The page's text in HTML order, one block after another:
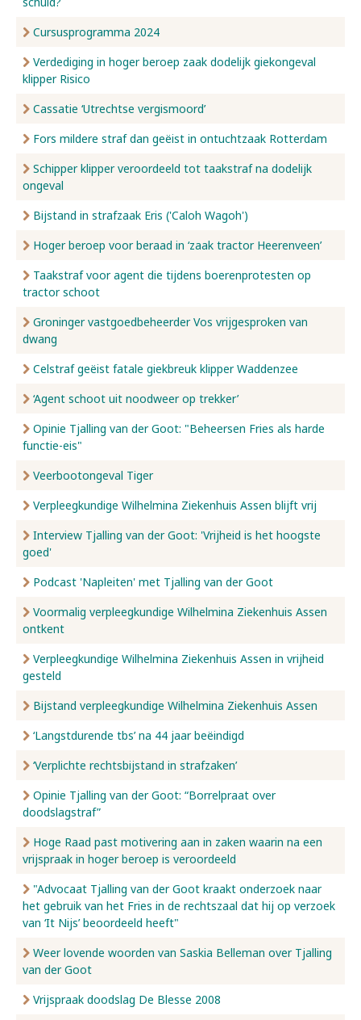
Cursusprogramma 2024
Verdediging in hoger beroep zaak dodelijk giekongeval
klipper Risico
Cassatie ‘Utrechtse vergismoord’
Fors mildere straf dan geëist in ontuchtzaak Rotterdam
Schipper klipper veroordeeld tot taakstraf na dodelijk
ongeval
Bijstand in strafzaak Eris ('Caloh Wagoh')
Hoger beroep voor beraad in ‘zaak tractor Heerenveen’
Taakstraf voor agent die tijdens boerenprotesten op
tractor schoot
Groninger vastgoedbeheerder Vos vrijgesproken van
dwang
Celstraf geëist fatale giekbreuk klipper Waddenzee
‘Agent schoot uit noodweer op trekker’
Opinie Tjalling van der Goot: "Beheersen Fries als harde
functie-eis"
Veerbootongeval Tiger
Verpleegkundige Wilhelmina Ziekenhuis Assen blijft vrij
Interview Tjalling van der Goot: 'Vrijheid is het hoogste
goed'
Podcast 'Napleiten' met Tjalling van der Goot
Voormalig verpleegkundige Wilhelmina Ziekenhuis Assen
ontkent
Verpleegkundige Wilhelmina Ziekenhuis Assen in vrijheid
gesteld
Bijstand verpleegkundige Wilhelmina Ziekenhuis Assen
‘Langstdurende tbs’ na 44 jaar beëindigd
‘Verplichte rechtsbijstand in strafzaken’
Opinie Tjalling van der Goot: “Borrelpraat over
doodslagstraf”
Hoge Raad past motivering aan in zaken waarin na een
vrijspraak in hoger beroep is veroordeeld
"Advocaat Tjalling van der Goot kraakt onderzoek naar
het gebruik van het Fries in de rechtszaal dat hij op verzoek
van ‘It Nijs’ beoordeeld heeft"
Weer lovende woorden van Saskia Belleman over Tjalling
van der Goot
Vrijspraak doodslag De Blesse 2008